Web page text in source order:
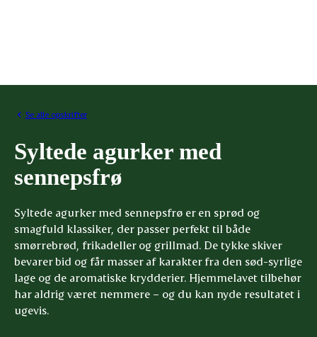
Se alle opskrifter
Syltede agurker med
sennepsfrø
Syltede agurker med sennepsfrø er en sprød og
smagfuld klassiker, der passer perfekt til både
smørrebrød, frikadeller og grillmad. De tykke skiver
bevarer bid og får masser af karakter fra den sød-syrlige
lage og de aromatiske krydderier. Hjemmelavet tilbehør
har aldrig været nemmere – og du kan nyde resultatet i
ugevis.